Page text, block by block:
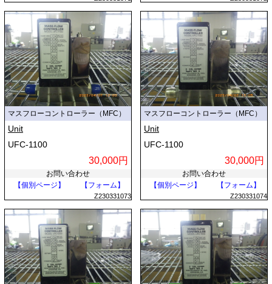
マスフローコントローラー（MFC）
Unit
UFC-1100
30,000円
お問い合わせ
【個別ページ】
【フォーム】
Z230331073
マスフローコントローラー（MFC）
Unit
UFC-1100
30,000円
お問い合わせ
【個別ページ】
【フォーム】
Z230331074